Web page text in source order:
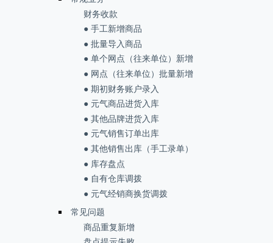
财务收款
● 手工新增商品
● 批量导入商品
● 单个网点（往来单位）新增
● 网点（往来单位）批量新增
● 期初财务账户录入
● 元气商品进货入库
● 其他品牌进货入库
● 元气销售订单出库
● 其他销售出库（手工录单）
● 库存盘点
● 自有仓库调拨
● 元气经销商换货调拨
常见问题
商品重复新增